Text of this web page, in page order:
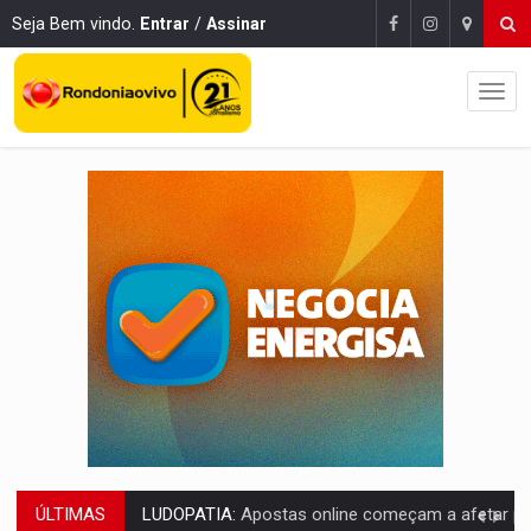
Seja Bem vindo. Entrar / Assinar
ÚLTIMAS REFLORESTAMENTO: Plantar árvores não será mais suficiente para